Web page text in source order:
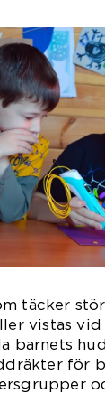
täcker
vistas
barnets
för